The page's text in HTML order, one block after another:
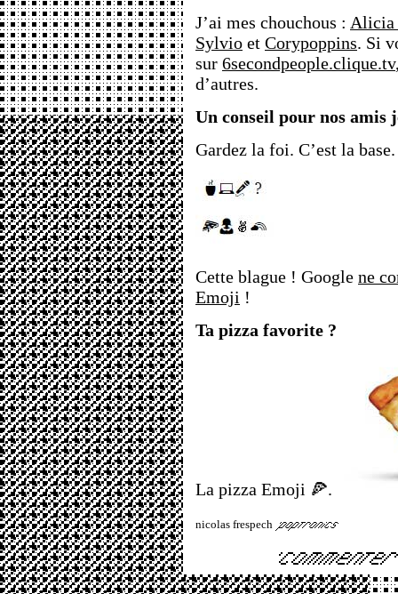
J’ai mes chouchous : Alicia
Sylvio et Corypoppins. Si
sur 6secondpeople.clique.tv
d’autres.
Un conseil pour nos amis
Gardez la foi. C’est la base.
Cette blague ! Google ne
Emoji !
Ta pizza favorite ?
La pizza Emoji 🍕.
nicolas frespech